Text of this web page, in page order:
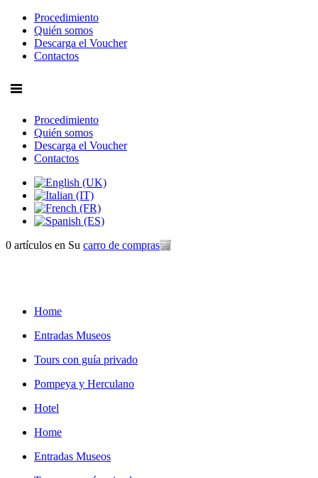
Procedimiento
Quién somos
Descarga el Voucher
Contactos
Procedimiento
Quién somos
Descarga el Voucher
Contactos
0 artículos en Su carro de compras
Home
Entradas Museos
Tours con guía privado
Pompeya y Herculano
Hotel
Home
Entradas Museos